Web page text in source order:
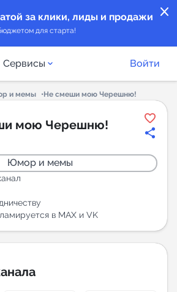
close
за клики, лиды и продажи
для старта!
Сервисы
каналов в Telegram
Войти
и мемы
Не смеши мою Черешню!
мою Черешню!
Юмор и мемы
в МАХ и VK